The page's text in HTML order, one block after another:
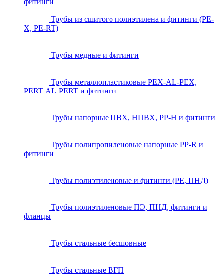
фитинги
Трубы из сшитого полиэтилена и фитинги (PE-
X, PE-RT)
Трубы медные и фитинги
Трубы металлопластиковые PEX-AL-PEX,
PERT-AL-PERT и фитинги
Трубы напорные ПВХ, НПВХ, PP-H и фитинги
Трубы полипропиленовые напорные PP-R и
фитинги
Трубы полиэтиленовые и фитинги (PE, ПНД)
Трубы полиэтиленовые ПЭ, ПНД, фитинги и
фланцы
Трубы стальные бесшовные
Трубы стальные ВГП